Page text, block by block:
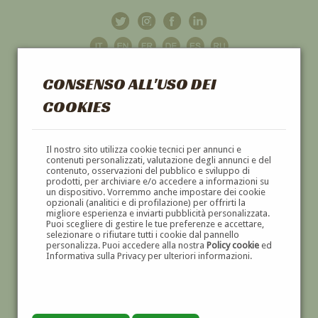
CONSENSO ALL'USO DEI
COOKIES
Il nostro sito utilizza cookie tecnici per annunci e
contenuti personalizzati, valutazione degli annunci e del
contenuto, osservazioni del pubblico e sviluppo di
prodotti, per archiviare e/o accedere a informazioni su
un dispositivo. Vorremmo anche impostare dei cookie
opzionali (analitici e di profilazione) per offrirti la
migliore esperienza e inviarti pubblicità personalizzata.
Puoi scegliere di gestire le tue preferenze e accettare,
selezionare o rifiutare tutti i cookie dal pannello
personalizza. Puoi accedere alla nostra Policy cookieed
Informativa sulla Privacy per ulteriori informazioni.
GALLERIAD'ARTE
DIPINTI E SCULTURE '800 E '900